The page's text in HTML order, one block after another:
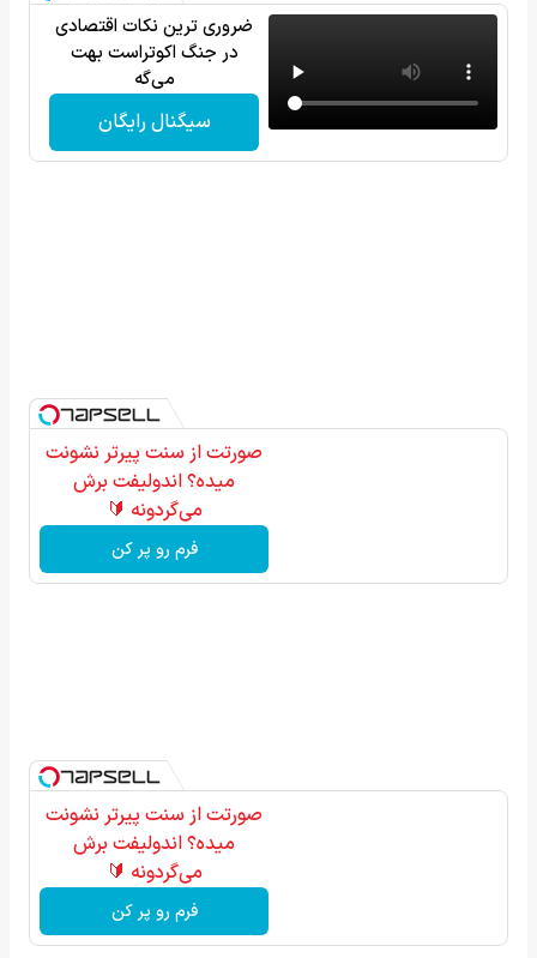
ضروری ترین نکات اقتصادی
در جنگ اکوتراست بهت
می‌گه
سیگنال رایگان
صورتت از سنت پیرتر نشونت
میده؟ اندولیفت برش
می‌گردونه 🔰
فرم رو پر کن
صورتت از سنت پیرتر نشونت
میده؟ اندولیفت برش
می‌گردونه 🔰
فرم رو پر کن